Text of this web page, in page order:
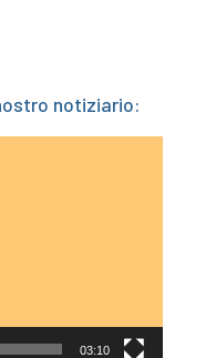
notiziario:
03:10